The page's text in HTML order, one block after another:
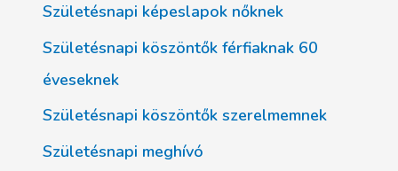
Születésnapi képeslapok nőknek
Születésnapi köszöntők férfiaknak 60
éveseknek
Születésnapi köszöntők szerelmemnek
Születésnapi meghívó